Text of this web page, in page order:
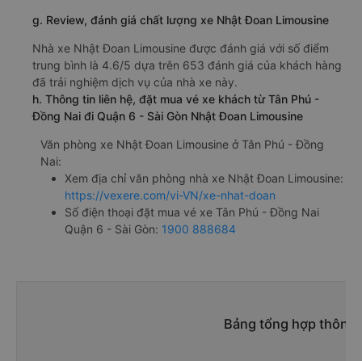
g. Review, đánh giá chất lượng xe Nhật Đoan Limousine
Nhà xe Nhật Đoan Limousine được đánh giá với số điểm
trung bình là 4.6/5 dựa trên 653 đánh giá của khách hàng
đã trải nghiệm dịch vụ của nhà xe này.
h. Thông tin liên hệ, đặt mua vé xe khách từ Tân Phú -
Đồng Nai đi Quận 6 - Sài Gòn Nhật Đoan Limousine
Văn phòng xe Nhật Đoan Limousine ở Tân Phú - Đồng
Nai:
Xem địa chỉ văn phòng nhà xe Nhật Đoan Limousine:
https://vexere.com/vi-VN/xe-nhat-doan
Số điện thoại đặt mua vé xe Tân Phú - Đồng Nai
Quận 6 - Sài Gòn: 1900 888684
Bảng tổng hợp thông